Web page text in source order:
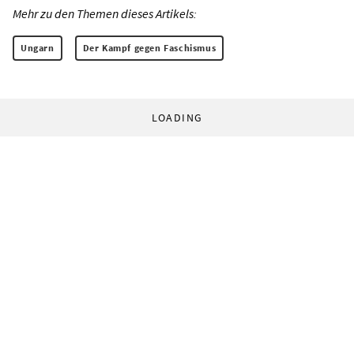
Mehr zu den Themen dieses Artikels:
Ungarn Der Kampf gegen Faschismus
LOADING